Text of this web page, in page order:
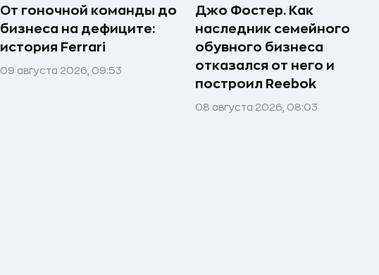
От гоночной команды до
бизнеса на дефиците:
история Ferrari
09 августа 2026, 09:53
Джо Фостер. Как
наследник семейного
обувного бизнеса
отказался от него и
построил Reebok
08 августа 2026, 08:03